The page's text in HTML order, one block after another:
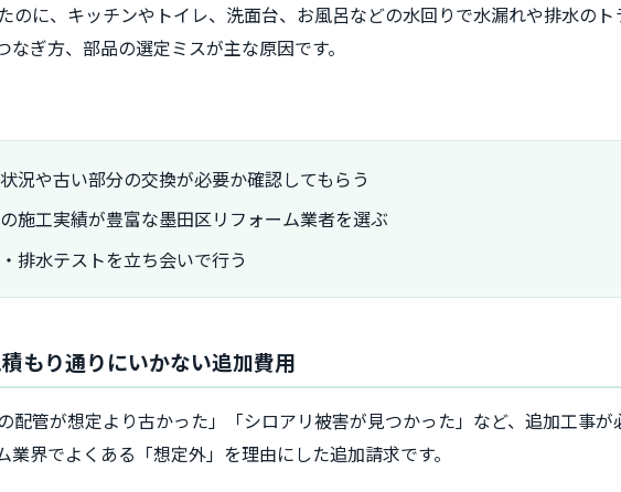
のに、キッチンやトイレ、洗面台、お風呂などの水回りで水漏れや排水の
なぎ方、部品の選定ミスが主な原因です。
況や古い部分の交換が必要か確認してもらう
施工実績が豊富な墨田区リフォーム業者を選ぶ
排水テストを立ち会いで行う
もり通りにいかない追加費用
配管が想定より古かった」「シロアリ被害が見つかった」など、追加工事
業界でよくある「想定外」を理由にした追加請求です。